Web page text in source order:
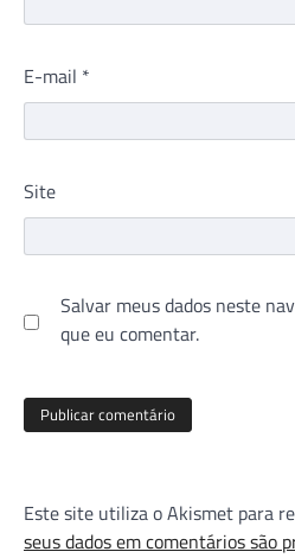
E-mail *
Site
Salvar meus dados neste
que eu comentar.
Este site utiliza o Akismet para
seus dados em comentários são